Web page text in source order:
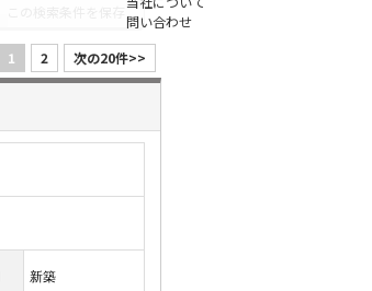
問い合わせ
1 2 次の20件>>
新築